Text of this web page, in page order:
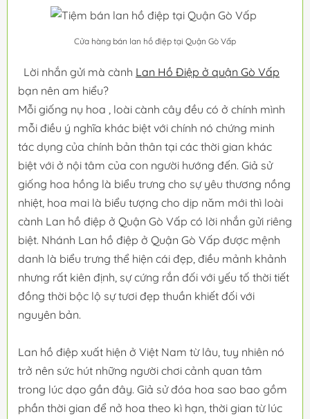
Cửa hàng bán lan hồ điệp tại Quận Gò Vấp
Lời nhắn gửi mà cành Lan Hồ Điệp ở quận Gò Vấp
bạn nên am hiểu?
Mỗi giống nụ hoa , loài cành cây đều có ở chính mình
mỗi điều ý nghĩa khác biệt với chính nó chứng minh
tác dụng của chính bản thân tại các thời gian khác
biệt với ở nội tâm của con người hướng đến. Giả sử
giống hoa hồng là biểu trưng cho sự yêu thương nồng
nhiệt, hoa mai là biểu tượng cho dịp năm mới thì loài
cành Lan hồ điệp ở Quận Gò Vấp có lời nhắn gửi riêng
biệt. Nhánh Lan hồ điệp ở Quận Gò Vấp được mệnh
danh là biểu trưng thể hiện cái đẹp, điều mảnh khảnh
nhưng rất kiên định, sự cứng rắn đối với yếu tố thời tiết
đồng thời bộc lộ sự tươi đẹp thuần khiết đối với
nguyên bản.
Lan hồ điệp xuất hiện ở Việt Nam từ lâu, tuy nhiên nó
trở nên sức hút những người chơi cảnh quan tâm
trong lúc dạo gần đây. Giả sử đóa hoa sao bao gồm
phần thời gian để nở hoa theo kì hạn, thời gian từ lúc